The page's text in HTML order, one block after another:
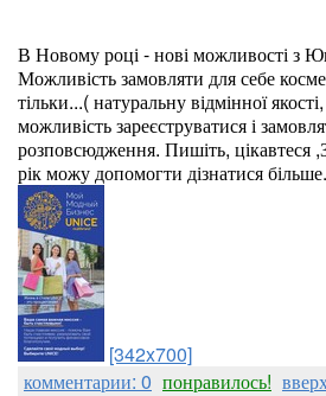
В Новому році - нові можливості з
Можливість замовляти для себе
тільки...( натуральну відмінної
можливість зареєструватися і
розповсюдження. Пишіть,
рік можу допомогти дізнатися
[342x700]
комментарии: 0 понравилось!